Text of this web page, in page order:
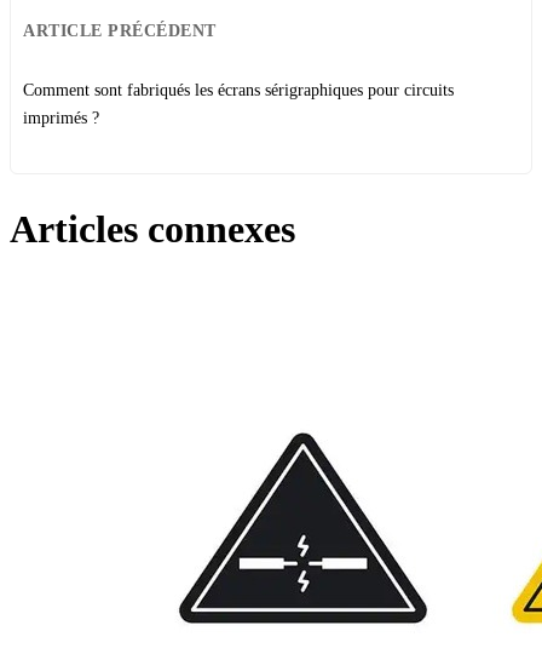
ARTICLE PRÉCÉDENT
Comment sont fabriqués les écrans sérigraphiques pour circuits
imprimés ?
Articles connexes